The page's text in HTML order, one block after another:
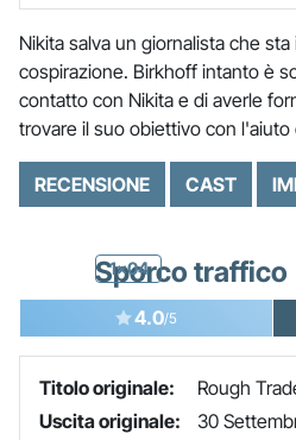
Nikita salva un giornalista che
cospirazione. Birkhoff intanto è
contatto con Nikita e di averle
trovare il suo obiettivo con
RECENSIONE CAST
1x04
Sporco traffico
4.0/5
Titolo originale:
Rough
Uscita originale:
30